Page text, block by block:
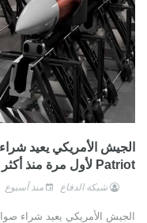
Patriot لأول مرة منذ أكثر من 30 عامًا
شبكة الدفاع منذ أسبوع